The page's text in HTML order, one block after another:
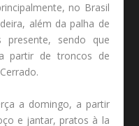
no Brasil
além da palha de
sendo que
partir de troncos de
a domingo, a partir
e jantar, pratos à la